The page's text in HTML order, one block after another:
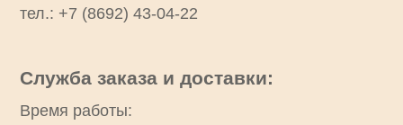
тел.: +7 (8692) 43-04-22
Служба заказа и доставки:
Время работы: